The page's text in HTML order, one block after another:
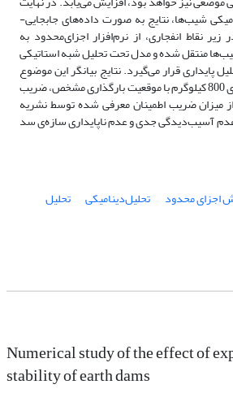
شیب‌ها، نتایج به صورت داده‌های جابجایی-
نقاط انفجاری، از نرم‌افزار اجزای‌محدود به
منتقل شده و مدل تحت تحلیل شبه استاتیکی
پایداری قرار می‌گیرد. نتایج بیانگر این موضوع
است که تحت شارژ انفجاری 800 کیلوگرم با موقعیت بارگذاری مشخص، ضریب
میزان ضریب اطمینان معرفی شده توسط نشریه
عدم آسیب‌دیدگی جدی و عدم ناپایداری سازه‌ی سد
اجزای محدود تحلیل‌دینامیکی تحلیل
Numerical study of the effect of
stability of earth dams